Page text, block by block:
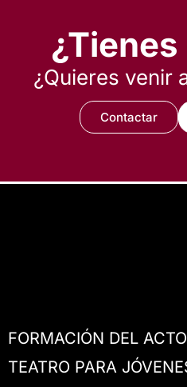
¿Quieres venir
Contactar
FORMACIÓN DEL
TEATRO PARA